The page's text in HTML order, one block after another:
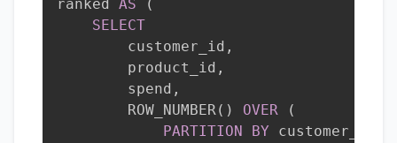
ranked AS
(
SELECT
        customer_id
,
        product_id
,
        spend
,
        ROW_NUMBER
( ) OVER
(
PARTITION
BY customer_id